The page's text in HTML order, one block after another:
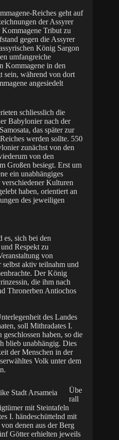
Reiches geht auf
der Assyrer
Kommagene Tribut zu
gegen die Assyrer
König Sargon
umfangreiche
Kommagene in den
sein, während von dort
angesiedelt
schliesslich die
Babylonier nach der
das später zur
werden sollte. 550
zunächst von den
von den
Großen besiegt. Erst um
ein unabhängiges
Kulturen
haben, orientiert an
des jeweiligen
es, sich bei den
Respekt zu
von
selbst aktiv teilnahm und
Der König
die ihm nach
Thronerben Antiochos
des Landes
soll Mithradates I.
haben, so die
blieb unabhängig. Dies
der Menschen in der
Volk unter dem
Übe
rall
mit Steintafeln
I. händeschüttelnd mit
denen aus der Berg
Götter erhielten jeweils